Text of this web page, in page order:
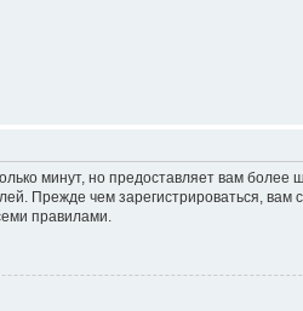
минут, но предоставляет вам
Прежде чем зарегистрироваться, вам
правилами.